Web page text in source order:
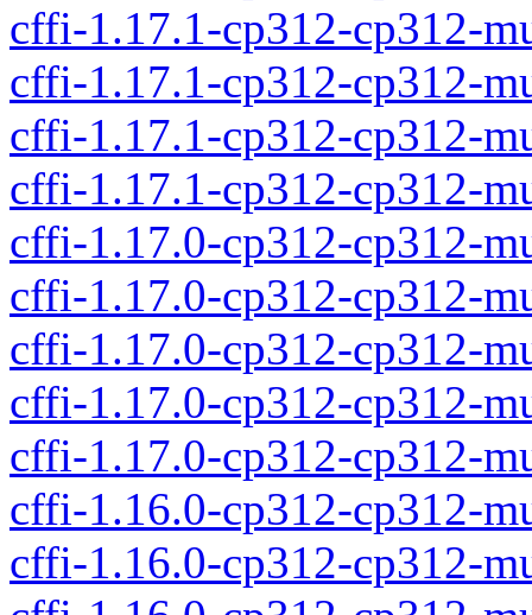
cffi-1.17.1-cp312-cp312-
cffi-1.17.1-cp312-cp312-
cffi-1.17.1-cp312-cp312-
cffi-1.17.1-cp312-cp312-
cffi-1.17.0-cp312-cp312-
cffi-1.17.0-cp312-cp312-
cffi-1.17.0-cp312-cp312-
cffi-1.17.0-cp312-cp312-
cffi-1.17.0-cp312-cp312-
cffi-1.16.0-cp312-cp312-
cffi-1.16.0-cp312-cp312-